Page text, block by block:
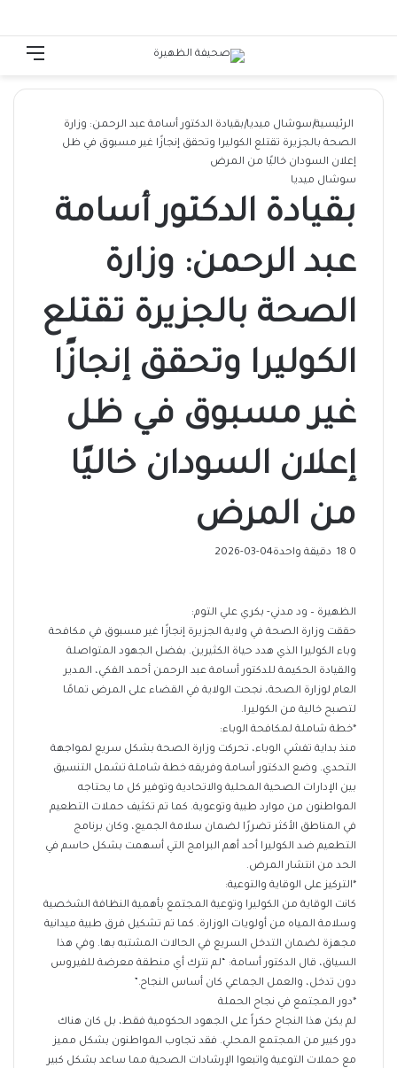
تسجيل الدخول
الرئيسية|سوشال ميديا|بقيادة الدكتور أسامة عبد الرحمن: وزارة
الصحة بالجزيرة تقتلع الكوليرا وتحقق إنجازًا غير مسبوق في ظل
إعلان السودان خاليًا من المرض
سوشال ميديا
بقيادة الدكتور أسامة
عبد الرحمن: وزارة
الصحة بالجزيرة تقتلع
الكوليرا وتحقق إنجازًا
غير مسبوق في ظل
إعلان السودان خاليًا
من المرض
2026-03-04 0 دقيقة واحدة
الظهيرة – ود مدني- بكري علي التوم:
حققت وزارة الصحة في ولاية الجزيرة إنجازًا غير مسبوق في مكافحة
وباء الكوليرا الذي هدد حياة الكثيرين. بفضل الجهود المتواصلة
والقيادة الحكيمة للدكتور أسامة عبد الرحمن أحمد الفكي، المدير
العام لوزارة الصحة، نجحت الولاية في القضاء على المرض تمامًا
لتصبح خالية من الكوليرا.
*خطة شاملة لمكافحة الوباء:
منذ بداية تفشي الوباء، تحركت وزارة الصحة بشكل سريع لمواجهة
التحدي. وضع الدكتور أسامة وفريقه خطة شاملة تشمل التنسيق
بين الإدارات الصحية المحلية والاتحادية وتوفير كل ما يحتاجه
المواطنون من موارد طبية وتوعوية. كما تم تكثيف حملات التطعيم
في المناطق الأكثر تضررًا لضمان سلامة الجميع، وكان برنامج
التطعيم ضد الكوليرا أحد أهم البرامج التي أسهمت بشكل حاسم في
الحد من انتشار المرض.
*التركيز على الوقاية والتوعية:
كانت الوقاية من الكوليرا وتوعية المجتمع بأهمية النظافة الشخصية
وسلامة المياه من أولويات الوزارة. كما تم تشكيل فرق طبية ميدانية
مجهزة لضمان التدخل السريع في الحالات المشتبه بها. وفي هذا
السياق، قال الدكتور أسامة: “لم نترك أي منطقة معرضة للفيروس
دون تدخل، والعمل الجماعي كان أساس النجاح.”
*دور المجتمع في نجاح الحملة
لم يكن هذا النجاح حكراً على الجهود الحكومية فقط، بل كان هناك
دور كبير من المجتمع المحلي. فقد تجاوب المواطنون بشكل مميز
مع حملات التوعية واتبعوا الإرشادات الصحية مما ساعد بشكل كبير